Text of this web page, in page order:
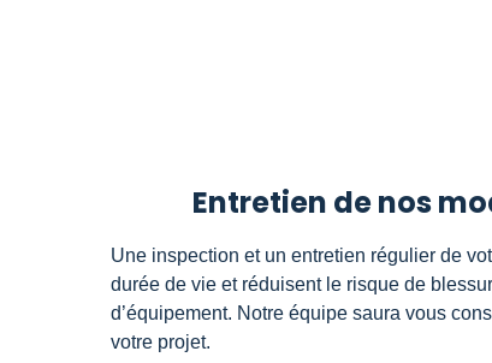
Entretien de nos
Une inspection et un entretien régulier de
durée de vie et réduisent le risque de
d’équipement. Notre équipe saura vous
votre projet.